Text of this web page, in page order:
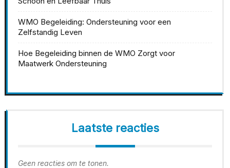
WMO Begeleiding: Ondersteuning voor een
Zelfstandig Leven
Hoe Begeleiding binnen de WMO Zorgt voor
Maatwerk Ondersteuning
Laatste reacties
Geen reacties om te tonen.